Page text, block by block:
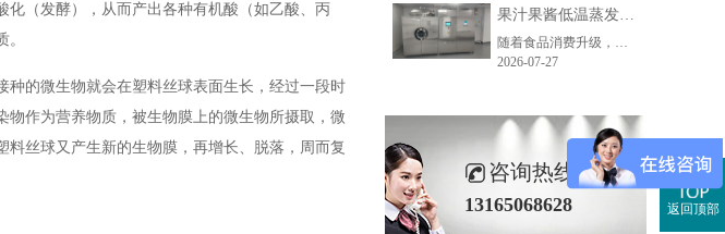
（发酵），从而产出各种有机酸（如乙酸、丙
的微生物就会在塑料丝球表面生长，经过一段时
作为营养物质，被生物膜上的微生物所摄取，微
丝球又产生新的生物膜，再增长、脱落，周而复
果汁果酱低温蒸发浓缩设备选型指南：六大核心因素全面解析
随着食品消费升级，NFC果汁、天然果酱、鲜果浆等高附加值果蔬制品的市场需求持续增长，终端市场对产品的天然风味、原生色泽与营养保留度提出了更高要求。低温真空蒸发浓缩技术凭借30℃以下温和提浓的技术优势，成为热敏性食品物料浓缩的主流方案，而选对适配的低温蒸发设备，是保障产品品质、提升生产效益的关键。在......
2026-07-27
咨询热线
13165068628 返回顶部